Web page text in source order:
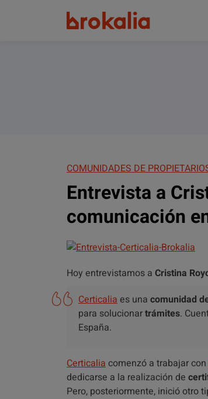
COMUNIDADES DE
Entrevista a
comunicación
Hoy entrevistamos a Cristina
Certicalia es una comunidad
para solucionartrámites.
España.
Certicaliacomenzó a trabajar con
dedicarse a la realización de
Pero, posteriormente, inició otro